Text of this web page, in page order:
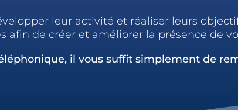
leur activité et réaliser leurs
afin de créer et améliorer la présence de
il vous suffit simplement de